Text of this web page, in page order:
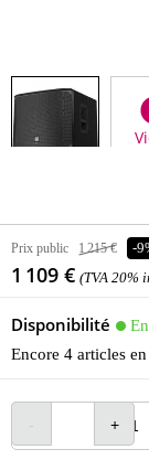
Prix public 1 215 € -
1 109 € (TVA 20%
Disponibilité
Encore 4 articles